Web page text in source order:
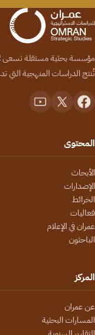
مؤسسة بحثية مستقلة تسعى
تُنتج الدراسات المنهجية التي
المحتوى
الأبحاث
الإصدارات
الخرائط
فعاليات
عمران في الإعلام
الباحثون
المركز
عن عمران
المسارات البحثية